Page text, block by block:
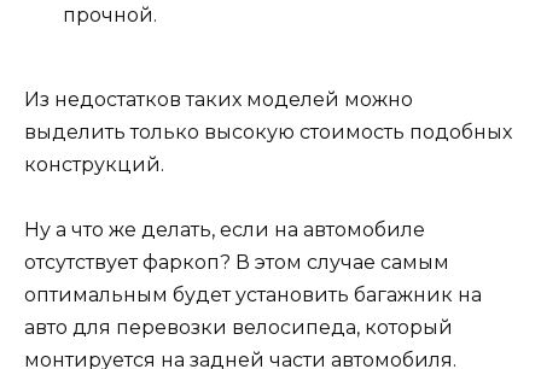
прочной.
Из недостатков таких моделей можно
выделить только высокую стоимость подобных
конструкций.
Ну а что же делать, если на автомобиле
отсутствует фаркоп? В этом случае самым
оптимальным будет установить багажник на
авто для перевозки велосипеда, который
монтируется на задней части автомобиля.